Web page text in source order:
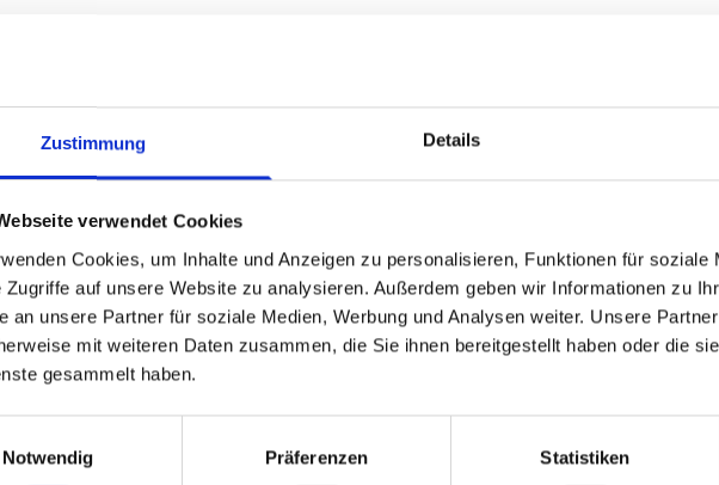
Zustimmung Details
verwendet Cookies
Cookies, um Inhalte und Anzeigen zu personalisieren, Funktionen für soziale
Zugriffe auf unsere Website zu analysieren. Außerdem geben wir Informationen zu
an unsere Partner für soziale Medien, Werbung und Analysen weiter. Unsere
mit weiteren Daten zusammen, die Sie ihnen bereitgestellt haben oder die
gesammelt haben.
Notwendig
Präferenzen Statistiken
seit über 50 Jahren. Das Unternehmen
Hans Friedrich gegründet. Seit 1998 wird
Generation von Malermeister Olaf
sind wir nicht nur in Hamburg-Eppendorf
in ganz Hamburg einen guten Ruf
Wir sind ein
Wir sind für Sie da, um
Wünsche zu erfüllen. In
Wir arbeiten
Materialien.